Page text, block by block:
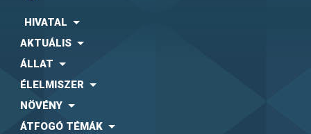
HIVATAL
AKTUÁLIS
ÁLLAT
ÉLELMISZER
NÖVÉNY
ÁTFOGÓ TÉMÁK